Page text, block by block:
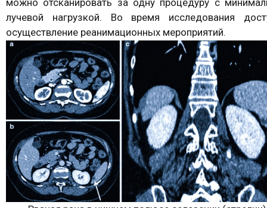
можно отсканировать за одну процедуру с
лучевой нагрузкой. Во время исследования
осуществление реанимационных мероприятий.